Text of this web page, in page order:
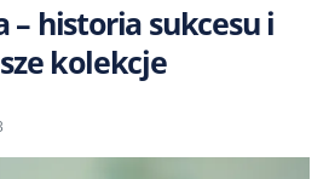
– historia sukcesu i
kolekcje